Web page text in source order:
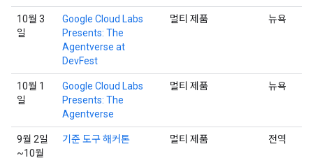
10월 3
일
Google Cloud Labs
Presents: The
Agentverse at
DevFest
멀티 제품 뉴욕
10월 1
일
Google Cloud Labs
Presents: The
Agentverse
멀티 제품 뉴욕
9월 2일
~10월
기준 도구 해커톤 멀티 제품 전역